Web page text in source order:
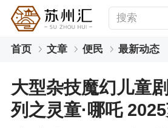
首页 文章 便民 最新动态
大型杂技魔幻儿童
列之灵童·哪吒